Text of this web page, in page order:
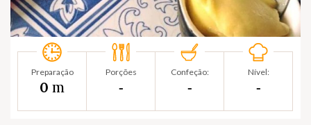
Preparação
0 m
Porções
‐
Confeção:
‐
Nível:
‐